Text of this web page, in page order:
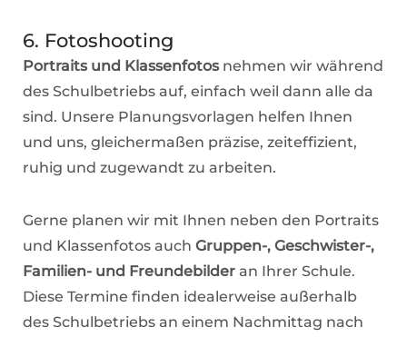
6. Fotoshooting
Portraits und Klassenfotosnehmen wir während
des Schulbetriebs auf, einfach weil dann alle da
sind. Unsere Planungsvorlagen helfen Ihnen
und uns, gleichermaßen präzise, zeiteffizient,
ruhig und zugewandt zu arbeiten.
Gerne planen wir mit Ihnen neben den Portraits
und Klassenfotos auch Gruppen-, Geschwister-,
Familien- und Freundebilder an Ihrer Schule.
Diese Termine finden idealerweise außerhalb
des Schulbetriebs an einem Nachmittag nach